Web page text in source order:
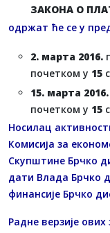
ЗАКОНА О
одржат ће се у
2. марта 2016.
почетком у 15
15. марта 2016.
почетком у 15
Носилац
Комисија за
Скупштине Брчко
дати Влада Брчко
финансије Брчко
Радне верзије